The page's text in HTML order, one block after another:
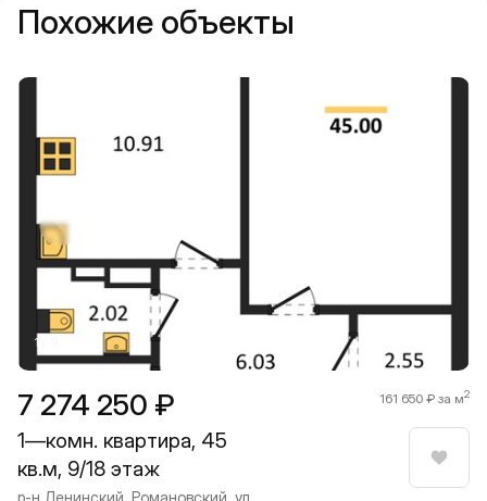
Похожие объекты
7 274 250 ₽ 161 650 ₽ за м2
1—комн. квартира, 45
кв.м, 9/18 этаж
р-н Ленинский, Романовский, ул.
1 / 9
Прокрутить влево